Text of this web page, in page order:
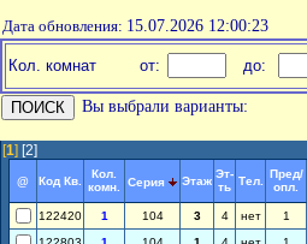
Дата обновления: 15.07.2026 12:00:23
Кол. комнат от: до:
Вы выбрали варианты:
[1] [2]
@ Код Кв.
Кол.
комн.
Серия Этаж
Эт-
ть Тел.
Пред/
опл.
122420
1 104 3 4 нет 1